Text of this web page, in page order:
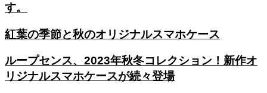
す。
紅葉の季節と秋のオリジナルスマホケース
ループセンス、2023年秋冬コレクション！新作オ
リジナルスマホケースが続々登場